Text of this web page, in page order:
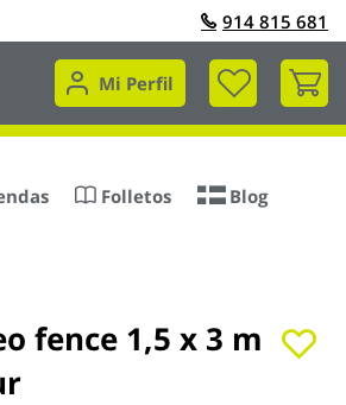
914 815 681
Mi Perfil
Mi
Folletos Blog
fence 1,5 x 3 m